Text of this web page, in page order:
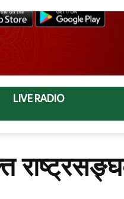
LIVE RADIO